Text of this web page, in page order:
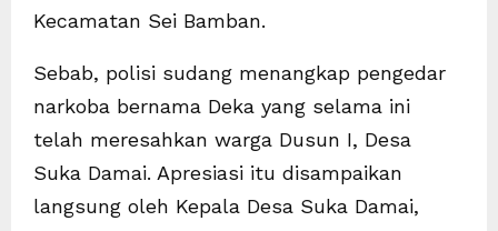
Kecamatan Sei Bamban.
Sebab, polisi sudang menangkap pengedar
narkoba bernama Deka yang selama ini
telah meresahkan warga Dusun I, Desa
Suka Damai. Apresiasi itu disampaikan
langsung oleh Kepala Desa Suka Damai,